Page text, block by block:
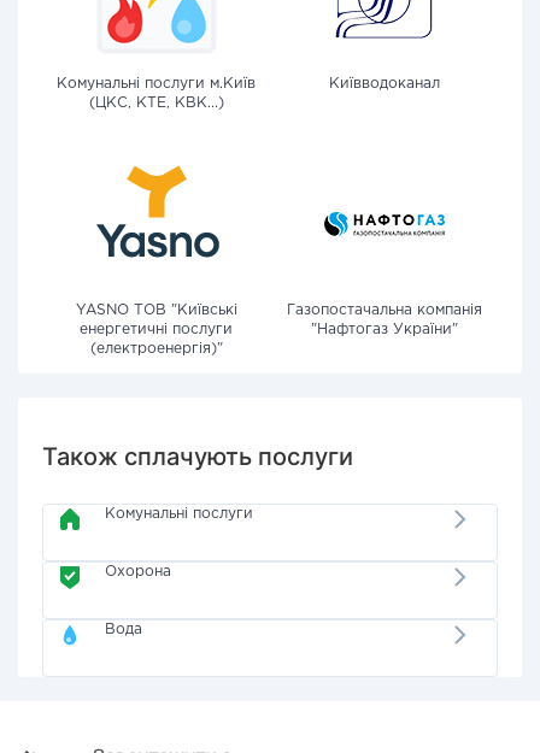
Комунальні послуги м.Київ
(ЦКС, КТЕ, КВК...)
Київводоканал
YASNO ТОВ "Київські
енергетичні послуги
(електроенергія)"
Газопостачальна компанія
"Нафтогаз України"
Також сплачують послуги
Комунальні послуги
Охорона
Вода